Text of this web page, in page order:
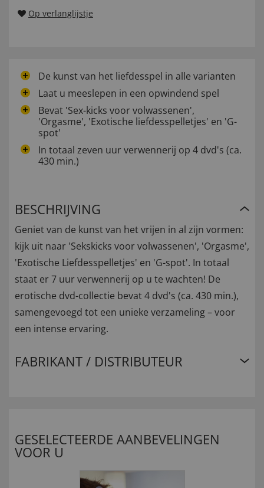
Op verlanglijstje
De kunst van het liefdesspel in alle varianten
Laat u meeslepen in een opwindend spel
Bevat 'Sex-kicks voor volwassenen',
'Orgasme', 'Exotische liefdesspelletjes' en 'G-
spot'
In totaal zeven uur verwennerij op 4 dvd's (ca.
430 min.)
BESCHRIJVING
Geniet van de kunst van het vrijen in al zijn vormen:
kijk uit naar 'Sekskicks voor volwassenen', 'Orgasme',
'Exotische Liefdesspelletjes' en 'G-spot'. In totaal
staat ​​er 7 uur verwennerij op u te wachten! De
erotische dvd-collectie bevat 4 dvd's (ca. 430 min.),
samengevoegd tot een unieke verzameling – voor
een intense ervaring.
FABRIKANT / DISTRIBUTEUR
GESELECTEERDE AANBEVELINGEN
VOOR U